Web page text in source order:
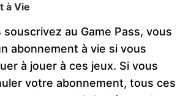
à Vie
au Game Pass, vous
abonnement à vie si vous
à jouer à ces jeux. Si vous
votre abonnement, tous ces